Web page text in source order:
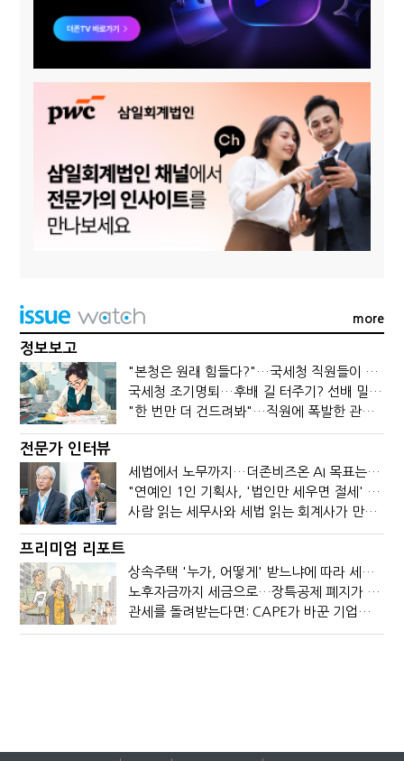
more
정보보고
"본청은 원래 힘들다?"…국세청 직원들이 떠나는 이유
국세청 조기명퇴…후배 길 터주기? 선배 밀어내기?
"한 번만 더 건드려봐"…직원에 폭발한 관세청장, 왜?
전문가 인터뷰
세법에서 노무까지…더존비즈온 AI 목표는 '전문가의 시간'
"연예인 1인 기획사, '법인만 세우면 절세' 시대 끝났다"
사람 읽는 세무사와 세법 읽는 회계사가 만나면?
프리미엄 리포트
상속주택 '누가, 어떻게' 받느냐에 따라 세금이 달라진다
노후자금까지 세금으로…장특공제 폐지가 부를 조세의 역설
관세를 돌려받는다면: CAPE가 바꾼 기업의 현금흐름